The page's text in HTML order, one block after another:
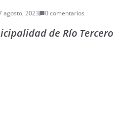
agosto, 2023 0 comentarios
de Río Tercero